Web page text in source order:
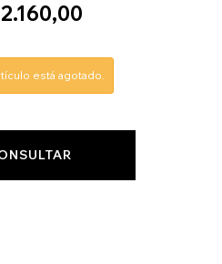
2.160,00
está agotado.